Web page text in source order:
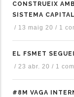
CONSTRUEIX
SISTEMA
/ 13 maig 20 / 1
EL FSMET
/ 23 abr. 20 / 1
#8M VAGA